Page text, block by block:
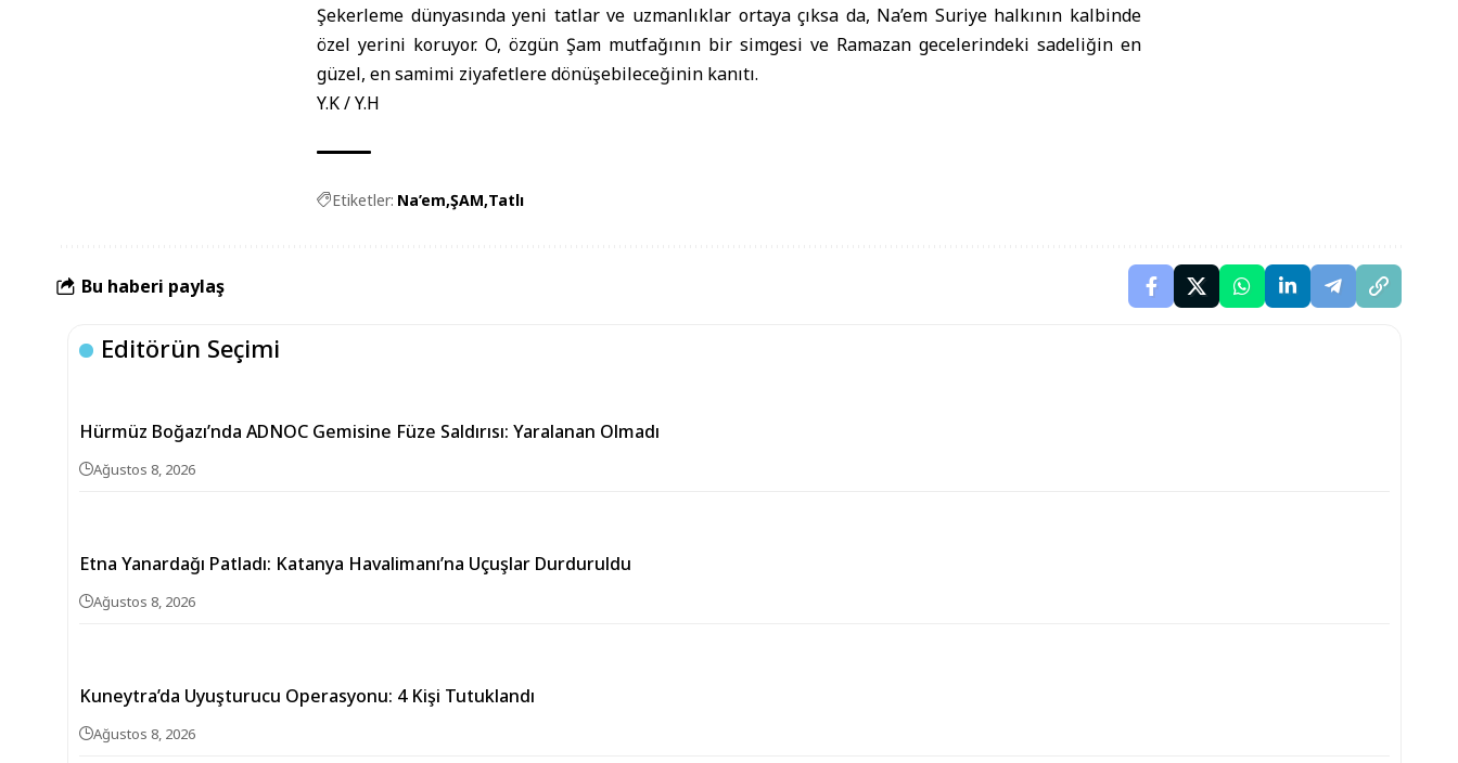
Şekerleme dünyasında yeni tatlar ve uzmanlıklar ortaya çıksa da, Na’em Suriye halkının kalbinde
özel yerini koruyor. O, özgün Şam mutfağının bir simgesi ve Ramazan gecelerindeki sadeliğin en
güzel, en samimi ziyafetlere dönüşebileceğinin kanıtı.
Y.K / Y.H
Etiketler: Na’em ŞAM Tatlı
Bu haberi paylaş
Editörün Seçimi
Hürmüz Boğazı’nda ADNOC Gemisine Füze Saldırısı: Yaralanan Olmadı
Ağustos 8, 2026
Etna Yanardağı Patladı: Katanya Havalimanı’na Uçuşlar Durduruldu
Ağustos 8, 2026
Kuneytra’da Uyuşturucu Operasyonu: 4 Kişi Tutuklandı
Ağustos 8, 2026